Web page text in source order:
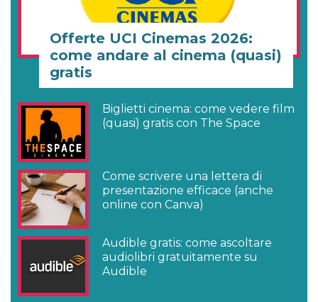
Offerte UCI Cinemas 2026:
come andare al cinema (quasi)
gratis
Biglietti cinema: come vedere film
(quasi) gratis con The Space
Come scrivere una lettera di
presentazione efficace (anche
online con Canva)
Audible gratis: come ascoltare
audiolibri gratuitamente su
Audible